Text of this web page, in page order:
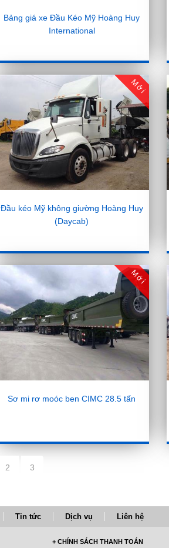
Bảng giá xe Đầu Kéo Mỹ Hoàng Huy
International
Mới
Đầu kéo Mỹ không giường Hoàng Huy
(Daycab)
Mới
Sơ mi rơ moóc ben CIMC 28.5 tấn
2 3
Tin tức Dịch vụ Liên hệ
+ CHÍNH SÁCH THANH TOÁN